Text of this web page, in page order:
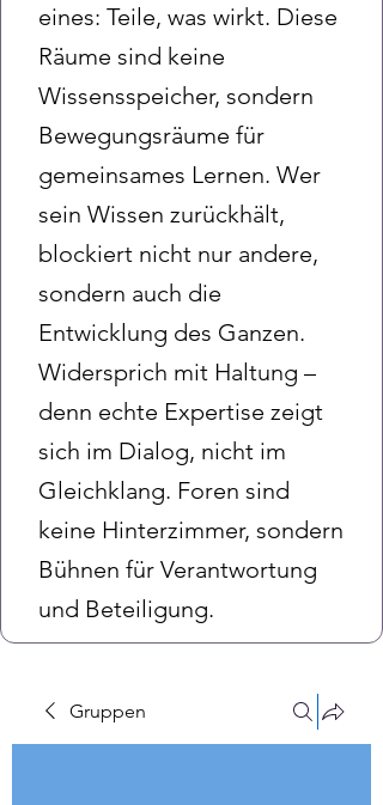
eines: Teile, was wirkt. Diese
Räume sind keine
Wissensspeicher, sondern
Bewegungsräume für
gemeinsames Lernen. Wer
sein Wissen zurückhält,
blockiert nicht nur andere,
sondern auch die
Entwicklung des Ganzen.
Widersprich mit Haltung –
denn echte Expertise zeigt
sich im Dialog, nicht im
Gleichklang. Foren sind
keine Hinterzimmer, sondern
Bühnen für Verantwortung
und Beteiligung.
Gruppen